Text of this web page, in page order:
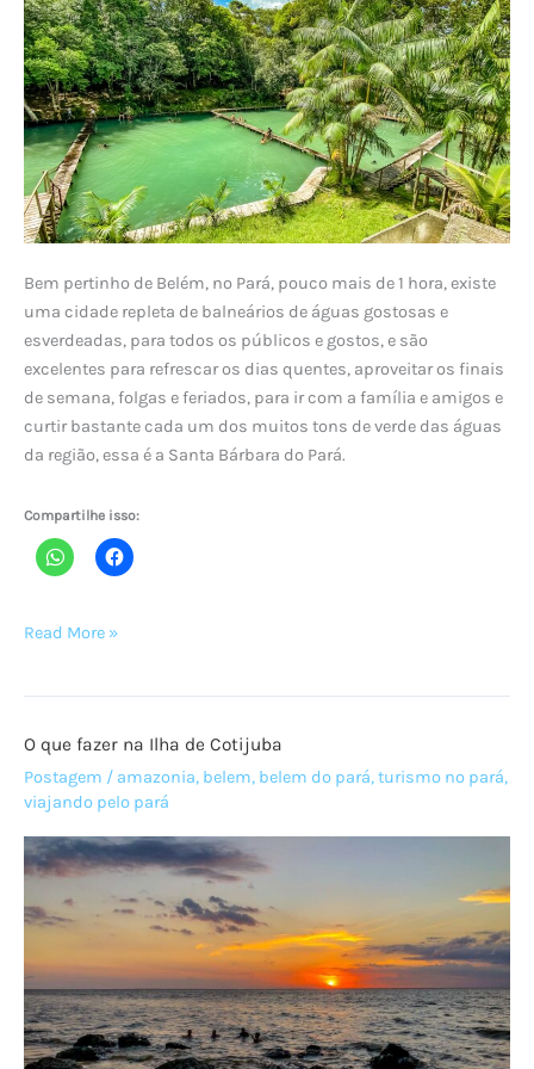
Bem pertinho de Belém, no Pará, pouco mais de 1 hora, existe
uma cidade repleta de balneários de águas gostosas e
esverdeadas, para todos os públicos e gostos, e são
excelentes para refrescar os dias quentes, aproveitar os finais
de semana, folgas e feriados, para ir com a família e amigos e
curtir bastante cada um dos muitos tons de verde das águas
da região, essa é a Santa Bárbara do Pará.
Compartilhe isso:
Santa
a
cidade
dos
igarapés
Read More »
O que fazer na Ilha de Cotijuba
Postagem / amazonia, belem, belem do pará,turismo no pará,
viajando pelo pará